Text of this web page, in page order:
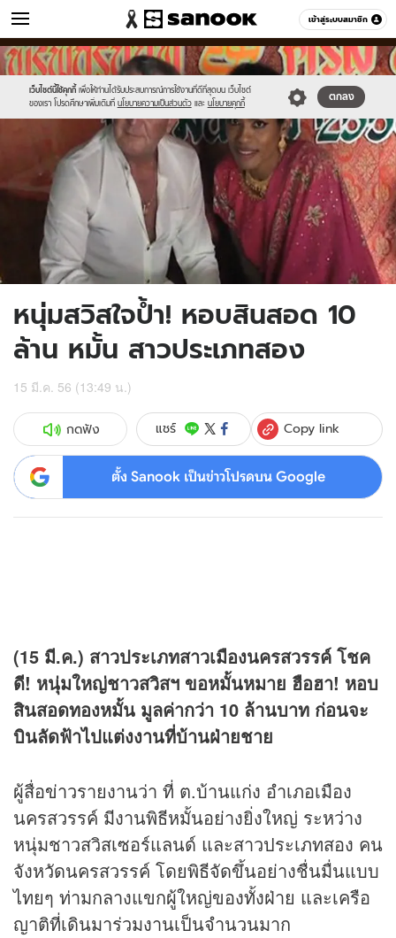
เข้าสู่ระบบสมาชิก
ข่าว หมวดอื่นๆ
เว็บไซต์นี้ใช้คุกกี้ เพื่อให้ท่านได้รับประสบการณ์การใช้งานที่ดีที่สุดบน เว็บไซต์
ของเรา โปรดศึกษาเพิ่มเติมที่ นโยบายความเป็นส่วนตัว และ นโยบายคุกกี้
ตกลง
Sanook
//s.isanook.com/sr/0/images/logo-
new-
sanook.png
600
60
//s.isanook.com/ns/0/ud/234/1174443/news09-
1.jpg
หนุ่มสวิสใจป้ำ! หอบสินสอด 10
ล้าน หมั้น สาวประเภทสอง
15 มี.ค. 56 (13:49 น.)
กดฟัง แชร์ Copy link
ตั้ง Sanook เป็นข่าวโปรดบน Google
(15 มี.ค.) สาวประเภทสาวเมืองนครสวรรค์ โชค
ดี! หนุ่มใหญ่ชาวสวิสฯ ขอหมั้นหมาย ฮือฮา! หอบ
สินสอดทองหมั้น มูลค่ากว่า 10 ล้านบาท ก่อนจะ
บินลัดฟ้าไปแต่งงานที่บ้านฝ่ายชาย
ผู้สื่อข่าวรายงานว่า ที่ ต.บ้านแก่ง อำเภอเมือง
นครสวรรค์ มีงานพิธีหมั้นอย่างยิ่งใหญ่ ระหว่าง
หนุ่มชาวสวิสเซอร์แลนด์ และสาวประเภทสอง คน
จังหวัดนครสวรรค์ โดยพิธีจัดขึ้นอย่างชื่นมื่นแบบ
ไทยๆ ท่ามกลางแขกผู้ใหญ่ของทั้งฝ่าย และเครือ
ญาติที่เดินมาร่วมงานเป็นจำนวนมาก